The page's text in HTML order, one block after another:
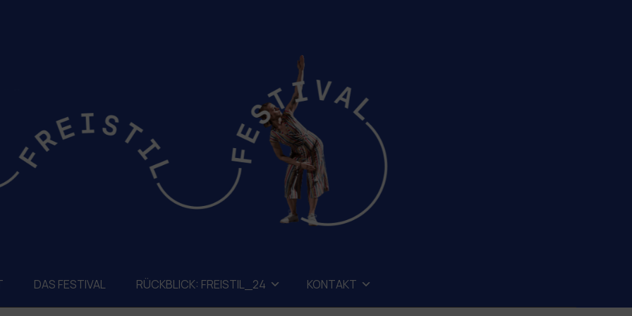
DAS FESTIVAL RÜCKBLICK: FREISTIL_24 KONTAKT